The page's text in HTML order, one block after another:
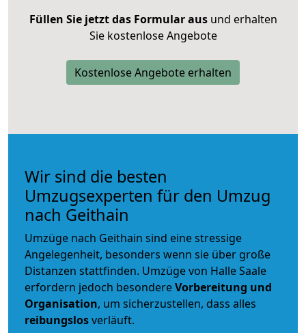
Füllen Sie jetzt das Formular ausund erhalten
Sie kostenlose Angebote
Kostenlose Angebote erhalten
Wir sind die besten
Umzugsexperten für den Umzug
nach Geithain
Umzüge nach Geithain sind eine stressige
Angelegenheit, besonders wenn sie über große
Distanzen stattfinden. Umzüge von Halle Saale
erfordern jedoch besondereVorbereitung und
Organisation, um sicherzustellen, dass alles
reibungslosverläuft.